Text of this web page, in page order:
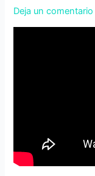
Deja un comentario